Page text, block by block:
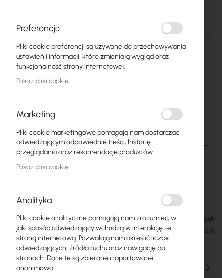
Przejdź
galerii
Ubiquiti Instant Camera PoE to USB-C Cable -
Przewód USB-C - USB-C dla kamer G4/G6
Instant (UACC-G4-INS-Cable-USB-4.5M)
87,64 zł
Dostępny w 7 dni roboczych
SKU
UBIQUITI-UACC-G4-INS-CABLE-USB-4.5M
Ilość
Preferencje
Pliki cookie preferencji są używane do przechowywania
ustawień i informacji, które zmieniają wygląd oraz
funkcjonalność strony internetowej.
Pokaż pliki cookie
Marketing
Pliki cookie marketingowe pomagają nam dostarczać
odwiedzającym odpowiednie treści, historię
przeglądania oraz rekomendacje produktów.
Pokaż pliki cookie
Analityka
Pliki cookie analityczne pomagają nam zrozumieć, w
jaki sposób odwiedzający wchodzą w interakcję ze
stroną internetową. Pozwalają nam określić liczbę
odwiedzających, źródła ruchu oraz nawigację po
stronach. Dane te są zbierane i raportowane
anonimowo.